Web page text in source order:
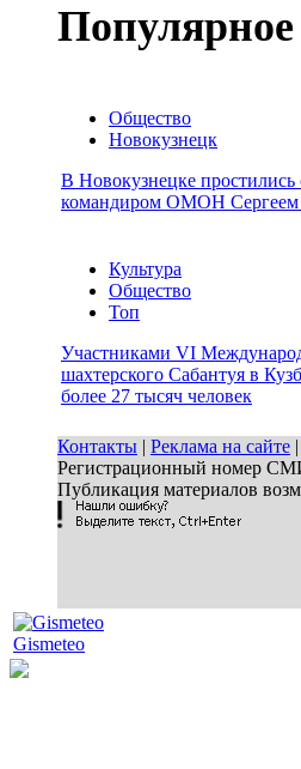
Популярное
Общество
Новокузнецк
В Новокузнецке
командиром ОМОН
Культура
Общество
Топ
Участниками VI
шахтерского Сабантуя в
более 27 тысяч человек
Контакты | Реклама на сайте |
Регистрационный номер
Публикация материалов
Gismeteo